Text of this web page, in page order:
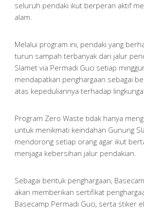
seluruh pendaki ikut berperan aktif
alam.
Melalui program ini, pendaki yang
turun sampah terbanyak dari jalur
Slamet via Permadi Guci setiap
mendapatkan penghargaan sebagai
atas kepeduliannya terhadap
Program Zero Waste tidak hanya
untuk menikmati keindahan Gunung
mendorong setiap orang agar ikut
menjaga kebersihan jalur pendakian.
Sebagai bentuk penghargaan,
akan memberikan sertifikat
Basecamp Permadi Guci, serta stiker